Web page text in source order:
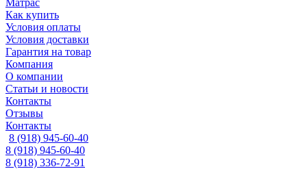
Матрас
Как купить
Условия оплаты
Условия доставки
Гарантия на товар
Компания
О компании
Статьи и новости
Контакты
Отзывы
Контакты
8 (918) 945-60-40
8 (918) 945-60-40
8 (918) 336-72-91